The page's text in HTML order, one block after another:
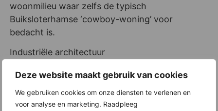
Deze website maakt gebruik van cookies
We gebruiken cookies om onze diensten te verlenen en
voor analyse en marketing. Raadpleeg
woonmilieu waar zelfs de typisch
Buiksloterhamse ‘cowboy-woning’ voor
bedacht is.
Industriële architectuur
aansluiten bij het robuuste karakter van het
gebied zijn de aanleidingen voor de stoere
architectuur van De Vrije Kade. Ondanks dat de